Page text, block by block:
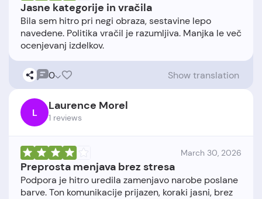
Jasne kategorije in vračila
Bila sem hitro pri negi obraza, sestavine lepo
navedene. Politika vračil je razumljiva. Manjka le več
0 Show translation
L Laurence Morel
1 reviews
March 30, 2026
Preprosta menjava brez stresa
Podpora je hitro uredila zamenjavo narobe poslane
barve. Ton komunikacije prijazen, koraki jasni, brez